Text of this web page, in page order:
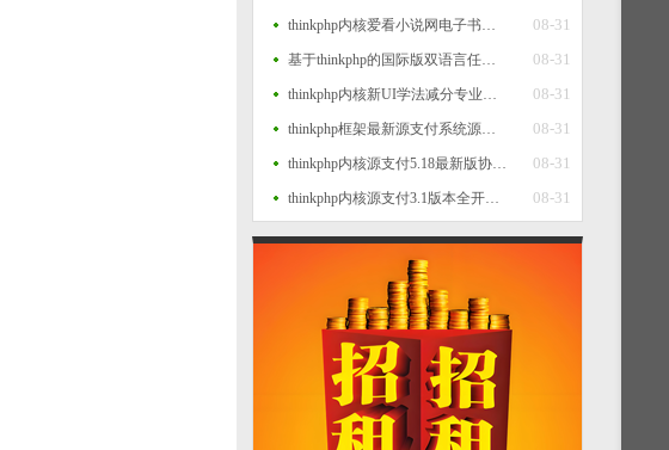
08-31
thinkphp内核爱看小说网电子书源码全站打包
08-31
基于thinkphp的国际版双语言任务点赞源码系统越南版脸书任务点赞系统源码
08-31
thinkphp内核新UI学法减分专业版34235道题库学法减分专业版小程序源码
08-31
thinkphp框架最新源支付系统源码 V7版全开源 免授权 附搭建教程
08-31
thinkphp内核源支付5.18最新版协议去授权全套三端开源源码_客户端+云端+监控+协议三网免挂免输入（全套版）
08-31
thinkphp内核源支付3.1版本全开源版+店员监控软件+手机监控APP源码